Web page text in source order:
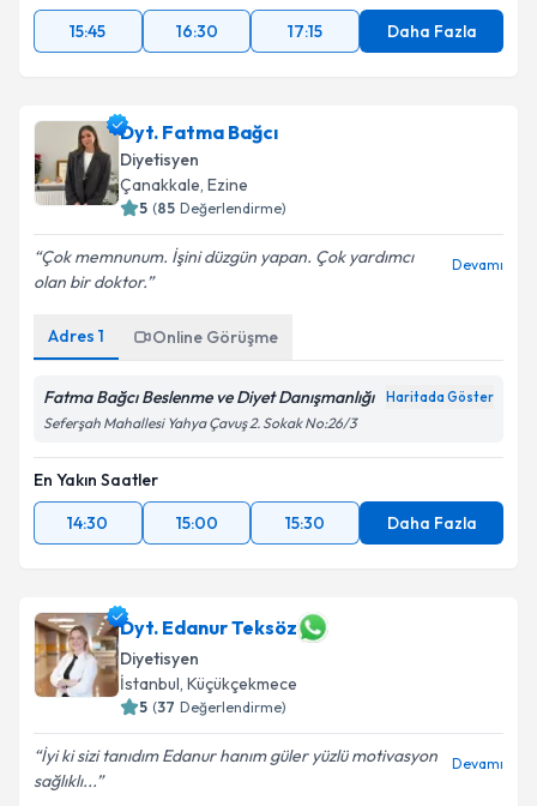
15:45
16:30 17:15 Daha Fazla
Dyt. Fatma Bağcı
Diyetisyen
Çanakkale, Ezine
5 (85 Değerlendirme)
Çok memnunum. İşini düzgün yapan. Çok yardımcı
olan bir doktor.
Devamı
Adres 1 Online Görüşme
Fatma Bağcı Beslenme ve Diyet Danışmanlığı Haritada Göster
Seferşah Mahallesi Yahya Çavuş 2. Sokak No:26/3
En Yakın Saatler
14:30
15:00 15:30 Daha Fazla
Dyt. Edanur Teksöz
Diyetisyen
İstanbul, Küçükçekmece
5 (37 Değerlendirme)
İyi ki sizi tanıdım Edanur hanım güler yüzlü motivasyon
sağlıklı...
Devamı